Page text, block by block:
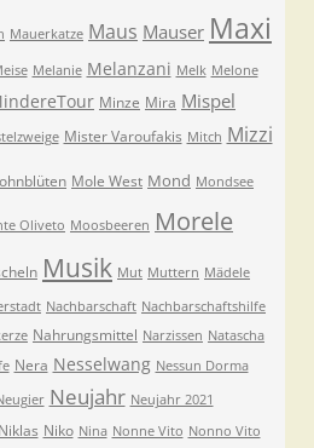
Mauerkatze Maus Mauser Maxi
Melanie Melanzani Melk Melone
Minze Mira Mispel
Mister Varoufakis Mitch Mizzi
Mole West Mond Mondsee
Oliveto Moosbeeren Morele
Musik Mut Muttern Mädele
Nachbarschaft Nachbarschaftshilfe
Nahrungsmittel Narzissen Natascha
Nera Nesselwang Nessun Dorma
Neujahr Neujahr 2021
Niklas Niko Nina Nonne Vito Nonno Vito